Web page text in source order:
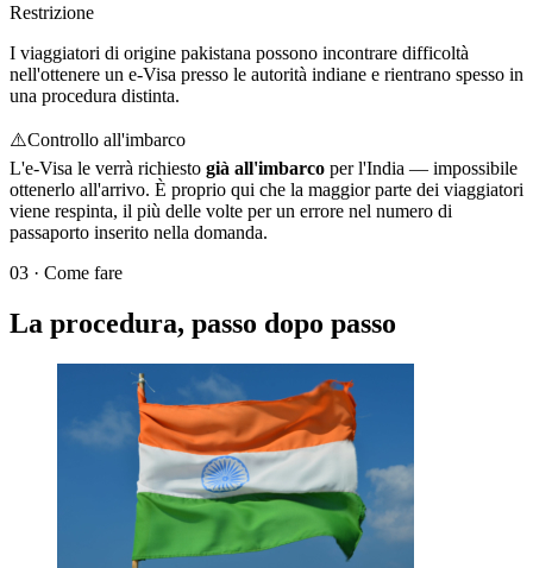
Restrizione
I viaggiatori di origine pakistana possono incontrare difficoltà
nell'ottenere un e-Visa presso le autorità indiane e rientrano spesso in
una procedura distinta.
⚠️Controllo all'imbarco
L'e-Visa le verrà richiesto già all'imbarco per l'India — impossibile
ottenerlo all'arrivo. È proprio qui che la maggior parte dei viaggiatori
viene respinta, il più delle volte per un errore nel numero di
passaporto inserito nella domanda.
03 · Come fare
La procedura, passo dopo passo